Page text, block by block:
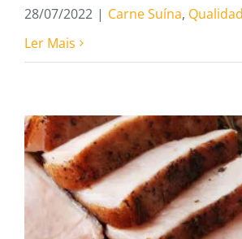
28/07/2022 | Carne Suína,
Ler Mais
A importância de
produtos de